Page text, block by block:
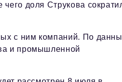
доля Струкова
с ним компаний. По
и промышленной